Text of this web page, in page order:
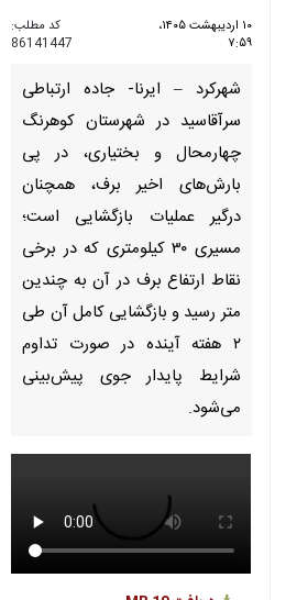
۱۰ اردیبهشت ۱۴۰۵،
۷:۵۹
کد مطلب:
86141447
Unmute Settings
PIPEnter
fullscreen
Download دریافت
شهرکرد – ایرنا- جاده ارتباطی
سرآقاسید در شهرستان کوهرنگ
چهارمحال و بختیاری، در پی
بارش‌های اخیر برف، همچنان درگیر
عملیات بازگشایی است؛ مسیری
۳۰ کیلومتری که در برخی نقاط
هفته آینده در صورت تداوم شرایط
پایدار جوی پیش‌بینی می‌شود.
به گزارش ایرنا، تداوم بارش‌ برف در